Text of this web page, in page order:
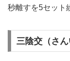
秒離すを5セット
三陰交（さ